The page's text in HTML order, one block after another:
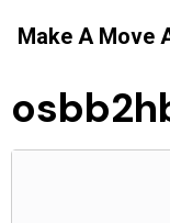
Make A Move